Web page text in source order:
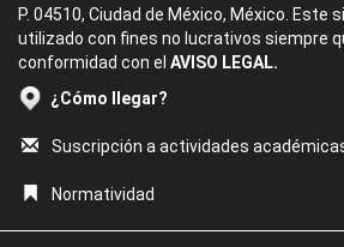
P. 04510, Ciudad de México, México. Este
utilizado con fines no lucrativos siempre
conformidad con el AVISO LEGAL.
¿Cómo llegar?
Suscripción a actividades
Normatividad